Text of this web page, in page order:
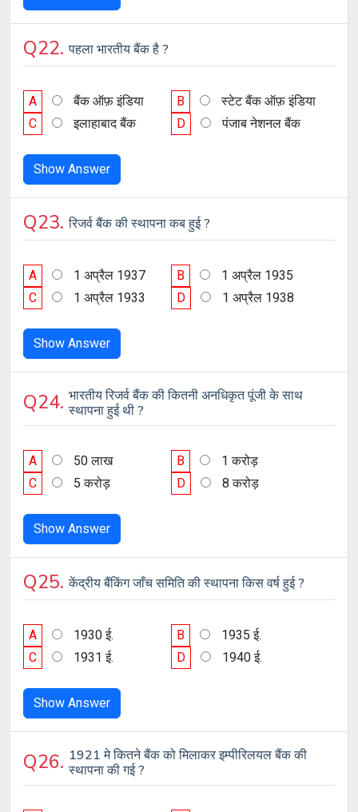
Q22.पहला भारतीय बैंक है ?
A बैंक ऑफ़ इंडिया B
स्टेट बैंक ऑफ़ इंडिया
C
इलाहाबाद बैंक D पंजाब नेशनल बैंक
Show Answer
Q23.रिजर्व बैंक की स्थापना कब हुई ?
A 1 अप्रैल 1937 B
1 अप्रैल 1935
C
1 अप्रैल 1933 D 1 अप्रैल 1938
Show Answer
Q24.भारतीय रिजर्व बैंक की कितनी अनधिकृत पूंजी के साथ
स्थापना हुई थी ?
A 50 लाख B
1 करोड़
C
5 करोड़ D 8 करोड़
Show Answer
Q25.केंद्रीय बैंकिंग जाँच समिति की स्थापना किस वर्ष हुई ?
A 1930 ई. B
1935 ई.
C
1931 ई. D 1940 ई.
Show Answer
Q26.1921 मे कितने बैंक को मिलाकर इम्पीरिलयल बैंक की
स्थापना की गई ?